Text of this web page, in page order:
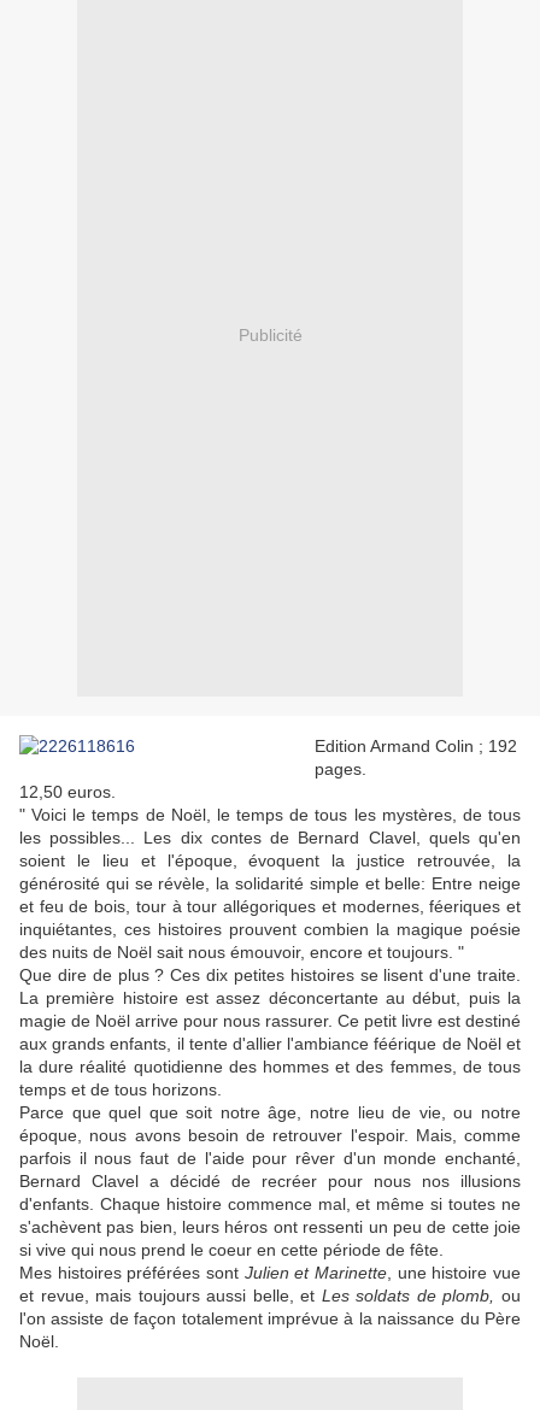
Publicité
Edition Armand Colin ; 192
pages.
12,50 euros.
" Voici le temps de Noël, le temps de tous les mystères, de tous
les possibles... Les dix contes de Bernard Clavel, quels qu'en
soient le lieu et l'époque, évoquent la justice retrouvée, la
générosité qui se révèle, la solidarité simple et belle: Entre neige
et feu de bois, tour à tour allégoriques et modernes, féeriques et
inquiétantes, ces histoires prouvent combien la magique poésie
des nuits de Noël sait nous émouvoir, encore et toujours. "
Que dire de plus ? Ces dix petites histoires se lisent d'une traite.
La première histoire est assez déconcertante au début, puis la
magie de Noël arrive pour nous rassurer. Ce petit livre est destiné
aux grands enfants, il tente d'allier l'ambiance féérique de Noël et
la dure réalité quotidienne des hommes et des femmes, de tous
temps et de tous horizons.
Parce que quel que soit notre âge, notre lieu de vie, ou notre
époque, nous avons besoin de retrouver l'espoir. Mais, comme
parfois il nous faut de l'aide pour rêver d'un monde enchanté,
Bernard Clavel a décidé de recréer pour nous nos illusions
d'enfants. Chaque histoire commence mal, et même si toutes ne
s'achèvent pas bien, leurs héros ont ressenti un peu de cette joie
si vive qui nous prend le coeur en cette période de fête.
Mes histoires préférées sont Julien et Marinette , une histoire vue
et revue, mais toujours aussi belle, et Les soldats de plomb,ou
l'on assiste de façon totalement imprévue à la naissance du Père
Noël.